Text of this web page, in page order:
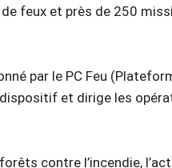
feux et près de 250
par le PC Feu
et dirige les
contre l’incendie,